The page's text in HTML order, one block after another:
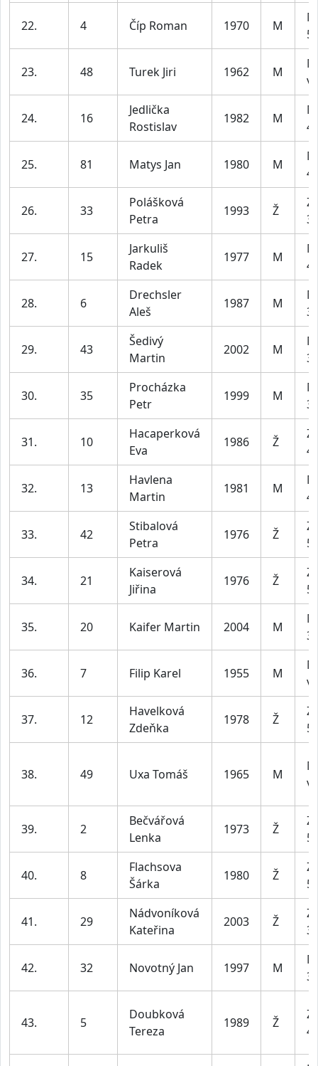
22. 4 Číp Roman 1970 M
23. 48 Turek Jiri 1962 M
24. 16
Jedlička
Rostislav
1982 M
25. 81 Matys Jan 1980 M
26. 33
Polášková
Petra
1993 Ž
27. 15
Jarkuliš
Radek
1977 M
28. 6
Drechsler
Aleš
1987 M
29. 43
Šedivý
Martin
2002 M
30. 35
Procházka
Petr
1999 M
31. 10
Hacaperková
Eva
1986 Ž
32. 13
Havlena
Martin
1981 M
33. 42
Stibalová
Petra
1976 Ž
34. 21
Kaiserová
Jiřina
1976 Ž
35. 20 Kaifer Martin 2004 M
36. 7 Filip Karel 1955 M
37. 12
Havelková
Zdeňka
1978 Ž
38. 49 Uxa Tomáš 1965 M
39. 2
Bečvářová
Lenka
1973 Ž
40. 8
Flachsova
Šárka
1980 Ž
41. 29
Nádvoníková
Kateřina
2003 Ž
42. 32 Novotný Jan 1997 M
43. 5
Doubková
Tereza
1989 Ž